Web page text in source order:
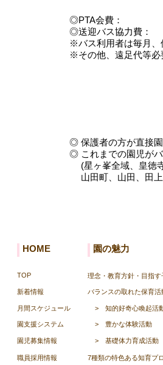
◎PTA会費：
◎送迎バス協力費
※バス利用者は毎月、
※その他、遠足代等必
◎ 保護者の方が直接
◎ これまでの園児が
(星ヶ峯全域、皇徳
山田町、山田、田上
理念・教育方針・目指す
バランスの取れた保育活
7種類の特色ある知育プ
> 知的好奇心喚起活
> 豊かな体験活動
> 基礎体力育成活動
HOME 園の魅力
TOP
新着情報
月間スケジュール
園支援システム
園児募集情報
職員採用情報